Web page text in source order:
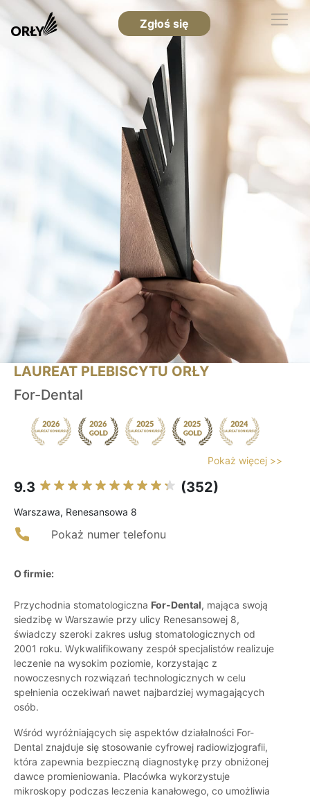
Zgłoś się
LAUREAT PLEBISCYTU ORŁY
For-Dental
Pokaż więcej >>
9.3 (352)
Warszawa, Renesansowa 8
Pokaż numer telefonu
O firmie:
Przychodnia stomatologiczna For-Dental, mająca swoją
siedzibę w Warszawie przy ulicy Renesansowej 8,
świadczy szeroki zakres usług stomatologicznych od
2001 roku. Wykwalifikowany zespół specjalistów realizuje
leczenie na wysokim poziomie, korzystając z
nowoczesnych rozwiązań technologicznych w celu
spełnienia oczekiwań nawet najbardziej wymagających
osób.
Wśród wyróżniających się aspektów działalności For-
Dental znajduje się stosowanie cyfrowej radiowizjografii,
która zapewnia bezpieczną diagnostykę przy obniżonej
dawce promieniowania. Placówka wykorzystuje
mikroskopy podczas leczenia kanałowego, co umożliwia